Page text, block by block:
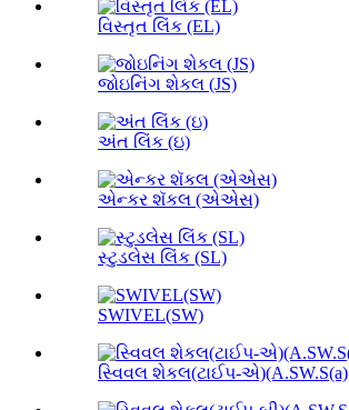
વિસ્તૃત લિંક (EL)
જોઇનિંગ શેકલ (JS)
અંત લિંક (ઇ)
એન્કર શૅકલ (એએસ)
સ્ટુડલેસ લિંક (SL)
SWIVEL(SW)
સ્વિવલ શેકલ(ટાઈપ-એ)(A.SW.S(a)